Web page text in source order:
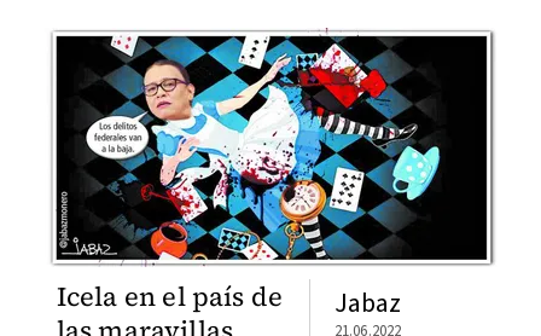
Icela en el país de
Jabaz
21.06.2022